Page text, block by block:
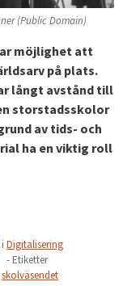
(Public Domain)
möjlighet att
på plats.
långt avstånd till
storstadsskolor
av tids- och
ha en viktig roll
Digitalisering
- Etiketter
skolväsendet